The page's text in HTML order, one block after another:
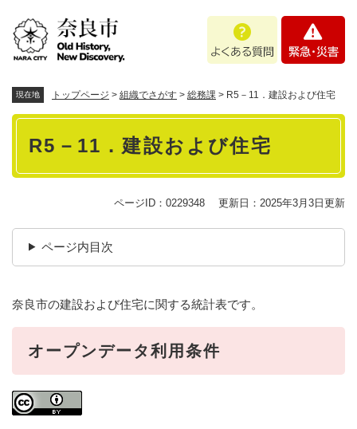
あ
問
・
現在地 トップページ > 組織でさがす > 総務課 > R5－11．建設および住宅
本
R5－11．建設および住宅
ページID：0229348 更新日：2025年3月3日更新
ページ内目次
奈良市の建設および住宅に関する統計表です。
オープンデータ利用条件